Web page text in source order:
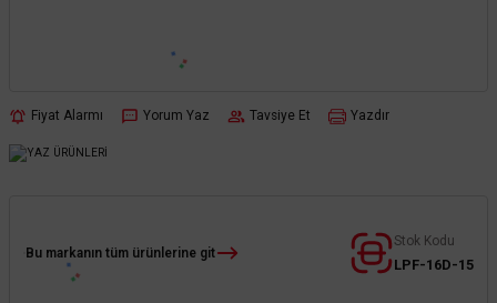
Fiyat Alarmı Yorum Yaz Tavsiye Et Yazdır
Bu markanın tüm ürünlerine git
Stok Kodu
LPF-16D-15